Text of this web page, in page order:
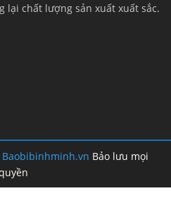
lại chất lượng sản xuất xuất sắc.
Baobibinhminh.vn Bảo lưu mọi